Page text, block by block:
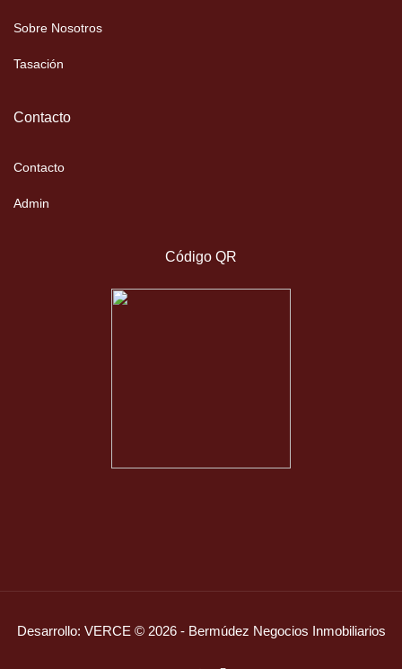
Sobre Nosotros
Tasación
Contacto
Contacto
Admin
Código QR
Desarrollo: VERCE © 2026 - Bermúdez Negocios Inmobiliarios